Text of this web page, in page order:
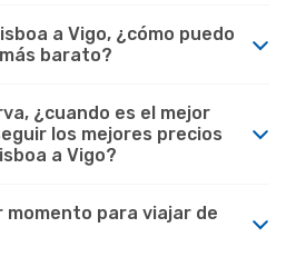
a Vigo, ¿cómo puedo
barato?
¿cuando es el mejor
los mejores precios
a Vigo?
momento para viajar de